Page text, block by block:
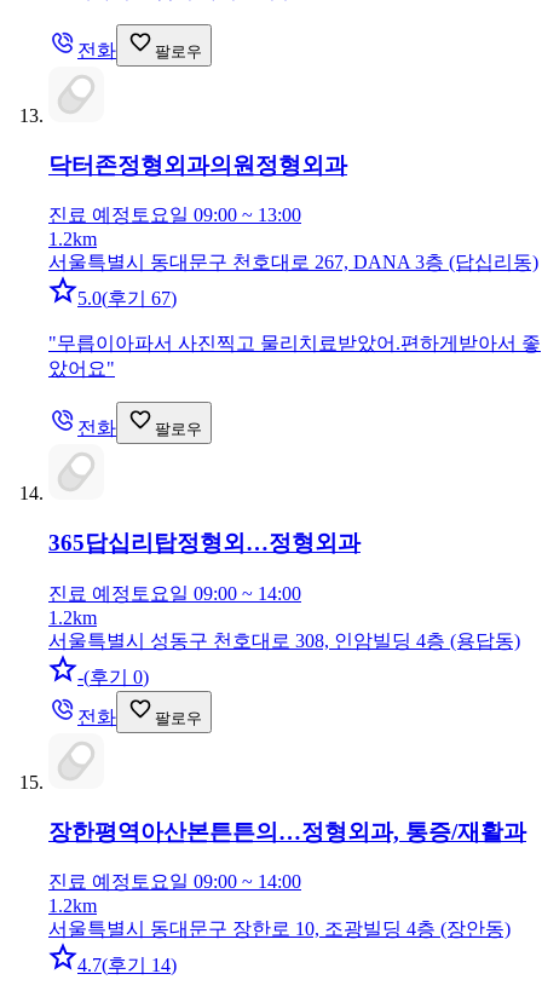
전화 팔로우
닥터존정형외과의원 정형외과
진료 예정 토요일 09:00 ~ 13:00
1.2km
서울특별시 동대문구 천호대로 267, DANA 3층 (답십리동)
5.0(후기 67)
"무릅이아파서 사진찍고 물리치료받았어.편하게받아서 좋
았어요"
전화 팔로우
365답십리탑정형외…정형외과
진료 예정 토요일 09:00 ~ 14:00
1.2km
서울특별시 성동구 천호대로 308, 인암빌딩 4층 (용답동)
-(후기 0)
전화
팔로우
장한평역아산본튼튼의…정형외과, 통증/재활과
진료 예정 토요일 09:00 ~ 14:00
1.2km
서울특별시 동대문구 장한로 10, 조광빌딩 4층 (장안동)
4.7(후기 14)